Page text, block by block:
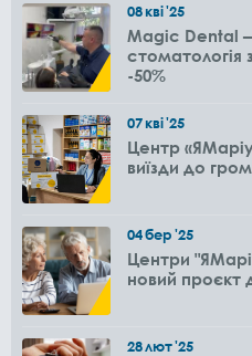
08кві'25
Magic Dental
стоматологія
-50%
07кві'25
Центр
виїзди до
04бер'25
Центри
новий проєкт
28лют'25